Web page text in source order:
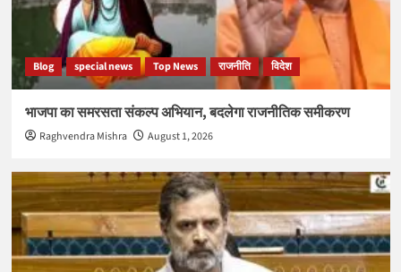
Blog special news Top News राजनीति विदेश
भाजपा का समरसता संकल्प अभियान, बदलेगा राजनीतिक समीकरण
Raghvendra Mishra August 1, 2026